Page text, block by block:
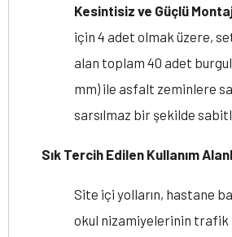
Kesintisiz ve Güçlü
için 4 adet olmak üzere,
alan toplam 40 adet
mm) ile asfalt zeminlere
sarsılmaz bir şekilde
Sık Tercih Edilen Kullanım
Site içi yolların, hastane
okul nizamiyelerinin trafik